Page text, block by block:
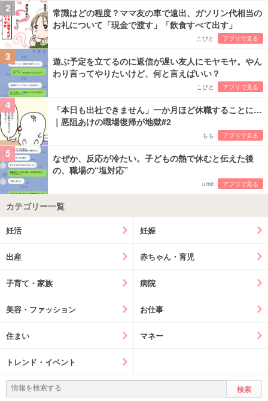
2
常識はどの程度？ママ友の車で遠出、ガソリン代相当の
お礼について「現金で渡す」「飲食すべて出す」
こびと アプリで見る
3
遊ぶ予定を立てるのに返信が遅い友人にモヤモヤ。やん
わり言ってやりたいけど、何と言えばいい？
こびと アプリで見る
4
「本日も出社できません」一か月ほど休職することに…
｜悪阻あけの職場復帰が地獄#2
もも アプリで見る
5
なぜか、反応が冷たい。子どもの熱で休むと伝えた後
の、職場の“塩対応”
ume アプリで見る
カテゴリー一覧
妊活 妊娠
出産 赤ちゃん・育児
子育て・家族 病院
美容・ファッション お仕事
住まい マネー
トレンド・イベント